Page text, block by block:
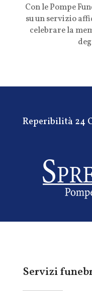
Con le Pompe
su un servizio
celebrare la
Reperibilità 24
Servizi